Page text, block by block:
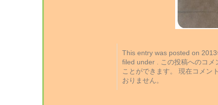
This entry was posted on
filed under . この投稿へのコ
ことができます。 現在コメン
おりません。